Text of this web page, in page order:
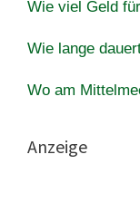
Wie viel Geld
Wie lange
Wo am
Anzeige